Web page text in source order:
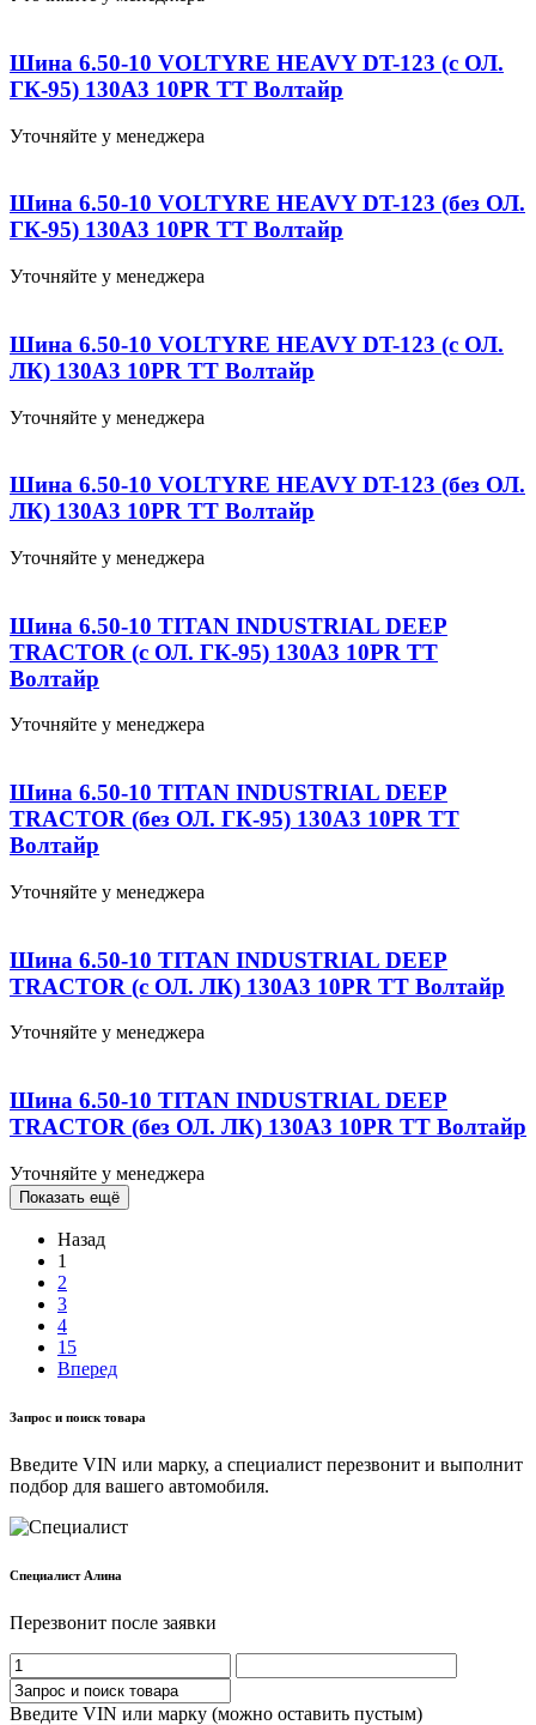
Шина 6.50-10 VOLTYRE HEAVY DT-123 (с ОЛ.
ГК-95) 130А3 10PR TT Волтайр
Уточняйте у менеджера
Шина 6.50-10 VOLTYRE HEAVY DT-123 (без ОЛ.
ГК-95) 130А3 10PR TT Волтайр
Уточняйте у менеджера
Шина 6.50-10 VOLTYRE HEAVY DT-123 (с ОЛ.
ЛК) 130А3 10PR TT Волтайр
Уточняйте у менеджера
Шина 6.50-10 VOLTYRE HEAVY DT-123 (без ОЛ.
ЛК) 130А3 10PR TT Волтайр
Уточняйте у менеджера
Шина 6.50-10 TITAN INDUSTRIAL DEEP
TRACTOR (с ОЛ. ГК-95) 130А3 10PR TT
Волтайр
Уточняйте у менеджера
Шина 6.50-10 TITAN INDUSTRIAL DEEP
TRACTOR (без ОЛ. ГК-95) 130А3 10PR TT
Волтайр
Уточняйте у менеджера
Шина 6.50-10 TITAN INDUSTRIAL DEEP
TRACTOR (с ОЛ. ЛК) 130А3 10PR TT Волтайр
Уточняйте у менеджера
Шина 6.50-10 TITAN INDUSTRIAL DEEP
TRACTOR (без ОЛ. ЛК) 130А3 10PR TT Волтайр
Уточняйте у менеджера
Показать ещё
Назад
1
2
3
4
15
Вперед
Запрос и поиск товара
Введите VIN или марку, а специалист перезвонит и выполнит
подбор для вашего автомобиля.
Cпециалист Алина
Перезвонит после заявки
Введите VIN или марку (можно оставить пустым)